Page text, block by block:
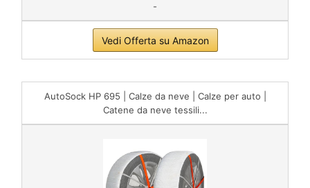
-
Vedi Offerta su Amazon
AutoSock HP 695 | Calze da neve | Calze per auto |
Catene da neve tessili...